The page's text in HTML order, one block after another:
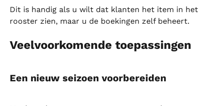
Dit is handig als u wilt dat klanten het item in het
rooster zien, maar u de boekingen zelf beheert.
Veelvoorkomende toepassingen
Een nieuw seizoen voorbereiden